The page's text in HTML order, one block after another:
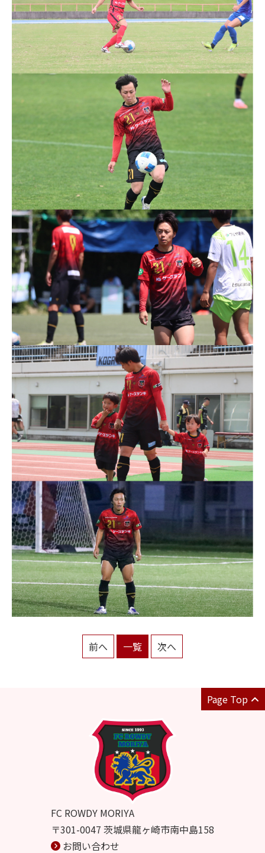
前へ 一覧 次へ
Page Top
FC ROWDY MORIYA
〒301-0047 茨城県龍ヶ崎市南中島158
お問い合わせ